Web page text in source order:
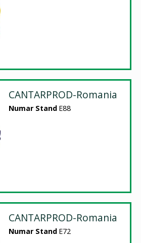
CANTARPROD-Romania
Numar Stand E88
CANTARPROD-Romania
Numar Stand E72